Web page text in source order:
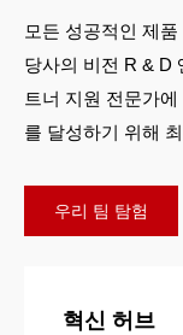
모든 성공적인 제
당사의 비전 R & D
트너 지원 전문가
를 달성하기 위해
우리 팀 탐험
혁신 허브